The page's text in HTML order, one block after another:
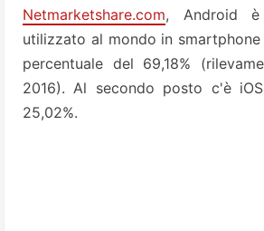
Netmarketshare.com, Android
utilizzato al mondo in
percentuale del 69,18%
2016). Al secondo posto c'è
25,02%.